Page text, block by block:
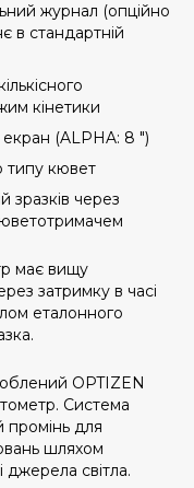
журнал (опційно
в стандартній
кінетики
(ALPHA: 8 ″)
типу кювет
зразків через
має вищу
затримку в часі
еталонного
OPTIZEN
Система
для
шляхом
джерела світла.